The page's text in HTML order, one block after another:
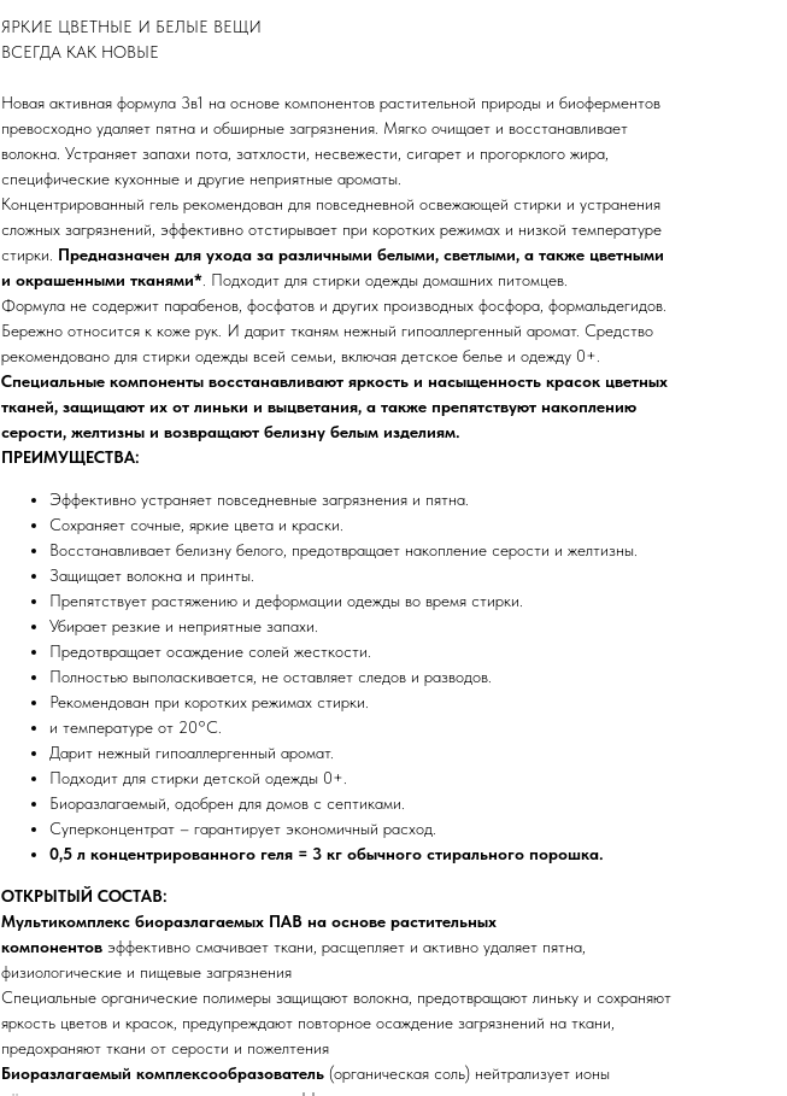
ЯРКИЕ ЦВЕТНЫЕ И БЕЛЫЕ ВЕЩИ
ВСЕГДА КАК НОВЫЕ
Новая активная формула 3в1 на основе компонентов растительной природы и биоферментов
превосходно удаляет пятна и обширные загрязнения. Мягко очищает и восстанавливает
волокна. Устраняет запахи пота, затхлости, несвежести, сигарет и прогорклого жира,
специфические кухонные и другие неприятные ароматы.
Концентрированный гель рекомендован для повседневной освежающей стирки и устранения
сложных загрязнений, эффективно отстирывает при коротких режимах и низкой температуре
стирки. Предназначен для ухода за различными белыми, светлыми, а также цветными
и окрашенными тканями* . Подходит для стирки одежды домашних питомцев.
Формула не содержит парабенов, фосфатов и других производных фосфора, формальдегидов.
Бережно относится к коже рук. И дарит тканям нежный гипоаллергенный аромат. Средство
рекомендовано для стирки одежды всей семьи, включая детское белье и одежду 0+.
Специальные компоненты восстанавливают яркость и насыщенность красок цветных
тканей, защищают их от линьки и выцветания, а также препятствуют накоплению
серости, желтизны и возвращают белизну белым изделиям.
ПРЕИМУЩЕСТВА:
Эффективно устраняет повседневные загрязнения и пятна.
Сохраняет сочные, яркие цвета и краски.
Восстанавливает белизну белого, предотвращает накопление серости и желтизны.
Защищает волокна и принты.
Препятствует растяжению и деформации одежды во время стирки.
Убирает резкие и неприятные запахи.
Предотвращает осаждение солей жесткости.
Полностью выполаскивается, не оставляет следов и разводов.
Рекомендован при коротких режимах стирки.
и температуре от 20°С.
Дарит нежный гипоаллергенный аромат.
Подходит для стирки детской одежды 0+.
Биоразлагаемый, одобрен для домов с септиками.
Суперконцентрат – гарантирует экономичный расход.
0,5 л концентрированного геля = 3 кг обычного стирального порошка.
ОТКРЫТЫЙ СОСТАВ:
Мультикомплекс биоразлагаемых ПАВ на основе растительных
компонентов эффективно смачивает ткани, расщепляет и активно удаляет пятна,
физиологические и пищевые загрязнения
Специальные органические полимеры защищают волокна, предотвращают линьку и сохраняют
яркость цветов и красок, предупреждают повторное осаждение загрязнений на ткани,
предохраняют ткани от серости и пожелтения
Биоразлагаемый комплексообразователь (органическая соль) нейтрализует ионы